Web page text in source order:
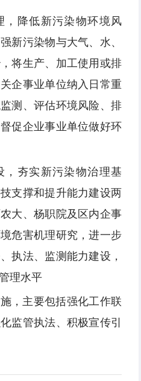
，降低新污染物环境风
新污染物与大气、水、
将生产、加工使用或排
企事业单位纳入日常重
测、评估环境风险、排
促企业事业单位做好环
，夯实新污染物治理基
支撑和提升能力建设两
大、杨职院及区内企事
危害机理研究，进一步
执法、监测能力建设，
理水平
，主要包括强化工作联
监管执法、积极宣传引